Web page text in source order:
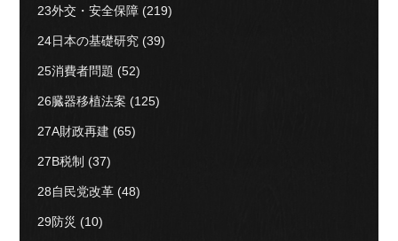
23外交・安全保障 (219)
24日本の基礎研究 (39)
25消費者問題 (52)
26臓器移植法案 (125)
27A財政再建 (65)
27B税制 (37)
28自民党改革 (48)
29防災 (10)